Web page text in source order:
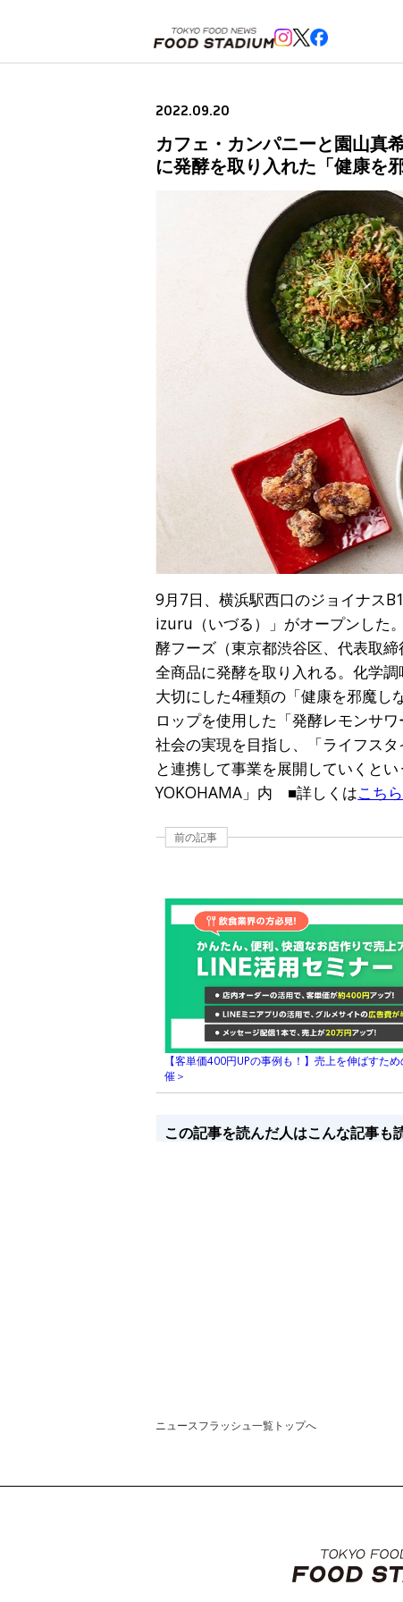
2022.09.20
カフェ・カンパニーと園山真
に発酵を取り入れた「健康を
9月7日、横浜駅西口のジョイナス
izuru（いづる）」がオープンした
酵フーズ（東京都渋谷区、代表取
全商品に発酵を取り入れる。化学
大切にした4種類の「健康を邪魔し
ロップを使用した「発酵レモンサ
社会の実現を目指し、「ライフス
と連携して事業を展開していくと
YOKOHAMA」内 ■詳しくはこちら
前の記事
【客単価400円UPの事例も！】売上を伸ばすた
催＞
この記事を読んだ人はこんな記事も
ニュースフラッシュ一覧トップへ